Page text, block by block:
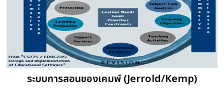
ระบบการสอนของเคมพ์ (Jerrold/Kemp)